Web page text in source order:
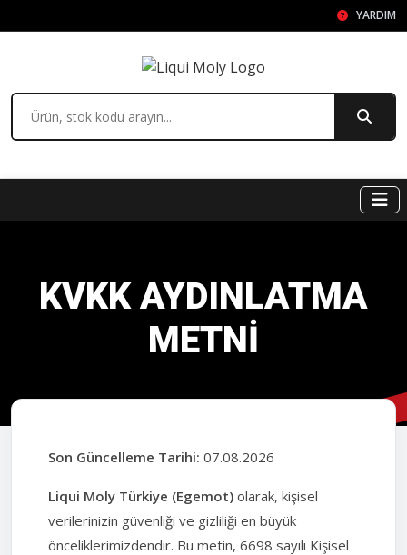
YARDIM
KVKK AYDINLATMA
METNI
Son Güncelleme Tarihi: 07.08.2026
Liqui Moly Türkiye (Egemot) olarak, kişisel
verilerinizin güvenliği ve gizliliği en büyük
önceliklerimizdendir. Bu metin, 6698 sayılı Kişisel